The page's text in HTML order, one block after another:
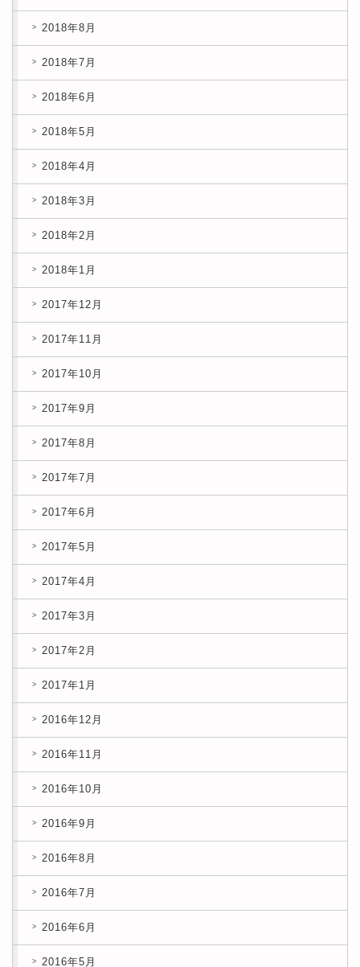
2018年8月
2018年7月
2018年6月
2018年5月
2018年4月
2018年3月
2018年2月
2018年1月
2017年12月
2017年11月
2017年10月
2017年9月
2017年8月
2017年7月
2017年6月
2017年5月
2017年4月
2017年3月
2017年2月
2017年1月
2016年12月
2016年11月
2016年10月
2016年9月
2016年8月
2016年7月
2016年6月
2016年5月